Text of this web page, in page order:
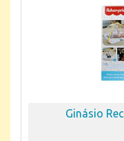
Ginásio